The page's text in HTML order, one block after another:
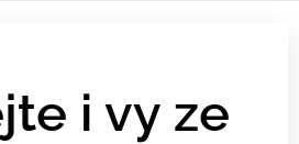
i vy ze